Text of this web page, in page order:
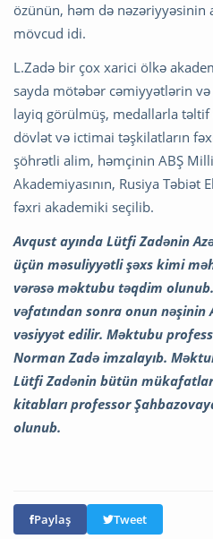
özünün, həm də nəzəriyyəsinin
mövcud idi.
L.Zadə bir çox xarici ölkə
sayda mötəbər cəmiyyətlərin
layiq görülmüş, medallarla
dövlət və ictimai təşkilatların
şöhrətli alim, həmçinin ABŞ
Akademiyasının, Rusiya Təbiət
fəxri akademiki seçilib.
Avqust ayında Lütfi Zadənin
üçün məsuliyyətli şəxs kimi
vərəsə məktubu təqdim
vəfatından sonra onun nəşinin
vəsiyyət edilir. Məktubu
Norman Zadə imzalayıb.
Lütfi Zadənin bütün
kitabları professor
olunub.
Paylaş Tweet